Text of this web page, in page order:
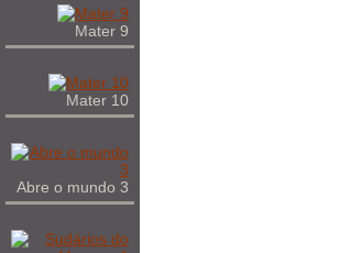
Mater 9
Mater 10
Abre o mundo 3